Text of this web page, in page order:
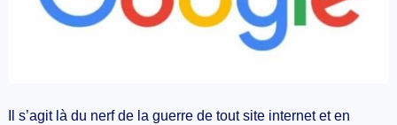
Il s’agit là du nerf de la guerre de tout site internet et en